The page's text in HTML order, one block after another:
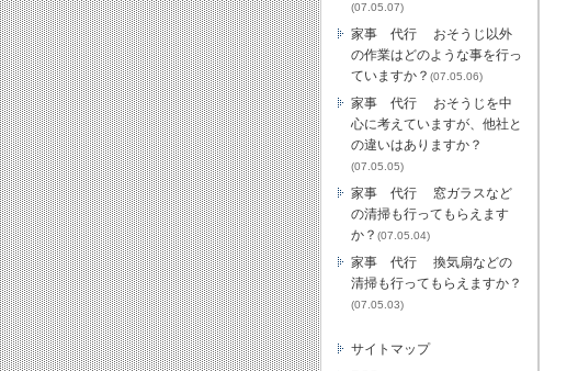
(07.05.07)
家事 代行 おそうじ以外
の作業はどのような事を行っ
ていますか？ (07.05.06)
家事 代行 おそうじを中
心に考えていますが、他社と
の違いはありますか？
(07.05.05)
家事 代行 窓ガラスなど
の清掃も行ってもらえます
か？ (07.05.04)
家事 代行 換気扇などの
清掃も行ってもらえますか？
(07.05.03)
サイトマップ